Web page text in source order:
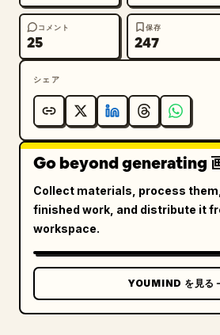
コメント
25
保存
247
シェア
Go beyond generating
Collect materials, process
finished work, and distribute it
workspace.
YOUMIND を見る